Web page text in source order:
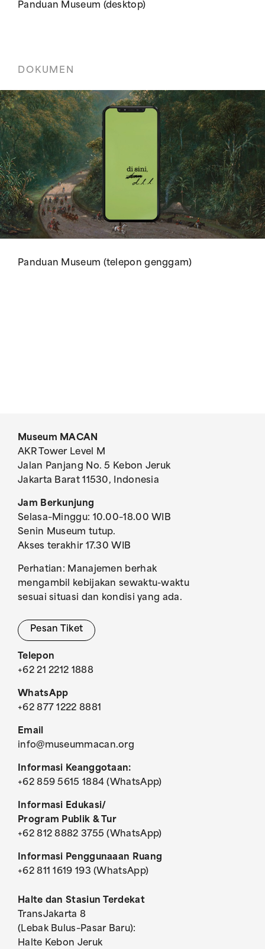
Panduan Museum (desktop)
DOKUMEN
Panduan Museum (telepon genggam)
Museum MACAN
AKR Tower Level M
Jalan Panjang No. 5 Kebon Jeruk
Jakarta Barat 11530, Indonesia
Jam Berkunjung
Selasa–Minggu: 10.00–18.00 WIB
Senin Museum tutup.
Akses terakhir 17.30 WIB
Perhatian: Manajemen berhak
mengambil kebijakan sewaktu-waktu
sesuai situasi dan kondisi yang ada.
Pesan Tiket
Telepon
+62 21 2212 1888
WhatsApp
+62 877 1222 8881
Email
info@museummacan.org
Informasi Keanggotaan:
+62 859 5615 1884 (WhatsApp)
Informasi Edukasi/
Program Publik & Tur
+62 812 8882 3755 (WhatsApp)
Informasi Penggunaaan Ruang
+62 811 1619 193 (WhatsApp)
Halte dan Stasiun Terdekat
TransJakarta 8
(Lebak Bulus–Pasar Baru):
Halte Kebon Jeruk